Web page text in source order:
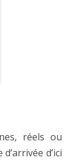
réels ou
d’ici